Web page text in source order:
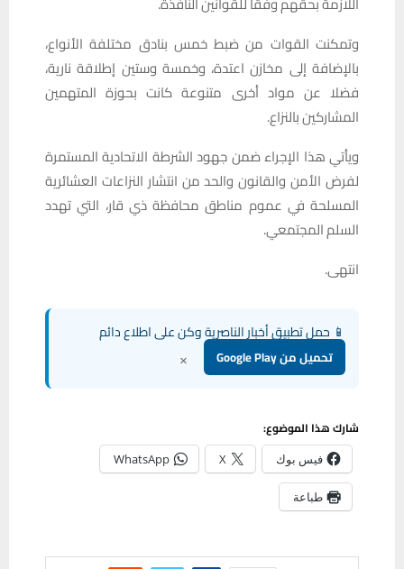
وتمكنت القوات من ضبط خمس بنادق مختلفة الأنواع،
بالإضافة إلى مخازن اعتدة، وخمسة وستين إطلاقة نارية،
فضلا عن مواد أخرى متنوعة كانت بحوزة المتهمين
المشاركين بالنزاع.
ويأتي هذا الإجراء ضمن جهود الشرطة الاتحادية المستمرة
لفرض الأمن والقانون والحد من انتشار النزاعات العشائرية
المسلحة في عموم مناطق محافظة ذي قار، التي تهدد
السلم المجتمعي.
انتهى.
📱 حمل تطبيق أخبار الناصرية وكن على اطلاع دائم
تحميل من Google Play ×
شارك هذا الموضوع:
فيس بوك X
WhatsApp
طباعة